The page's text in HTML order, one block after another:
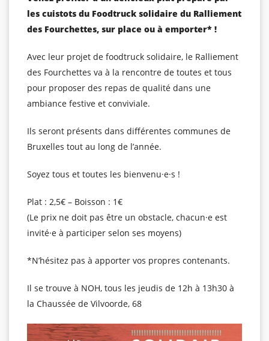
les cuistots du Foodtruck solidaire du Ralliement
des Fourchettes, sur place ou à emporter* !
Avec leur projet de foodtruck solidaire, le Ralliement
des Fourchettes va à la rencontre de toutes et tous
pour proposer des repas de qualité dans une
ambiance festive et conviviale.
Ils seront présents dans différentes communes de
Bruxelles tout au long de l’année.
Soyez tous et toutes les bienvenu·e·s !
Plat : 2,5€ – Boisson : 1€
(Le prix ne doit pas être un obstacle, chacun·e est
invité·e à participer selon ses moyens)
*N’hésitez pas à apporter vos propres contenants.
Il se trouve à NOH, tous les jeudis de 12h à 13h30 à
la Chaussée de Vilvoorde, 68